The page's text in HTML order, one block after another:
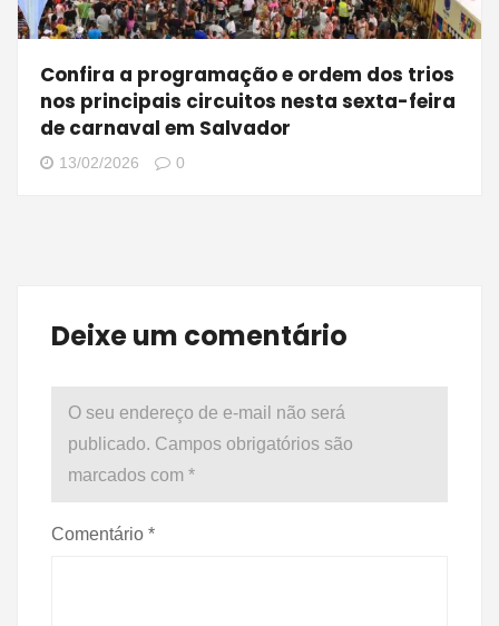
Confira a programação e ordem dos trios
nos principais circuitos nesta sexta-feira
de carnaval em Salvador
13/02/2026 0
Deixe um comentário
O seu endereço de e-mail não será
publicado. Campos obrigatórios são
marcados com *
Comentário *